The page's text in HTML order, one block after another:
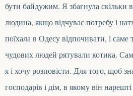
бути байдужим. Я збагнула скільки
людина, якщо відчуває потребу і
поїхала в Одесу відпочивати, і саме
чудових людей рятували котика.
я і хочу розповісти. Для того, щоб
господарів і дім, в якому він